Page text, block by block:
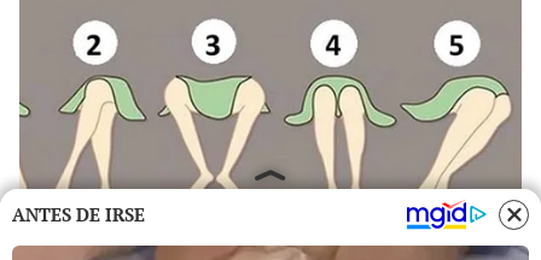
ANTES DE IRSE